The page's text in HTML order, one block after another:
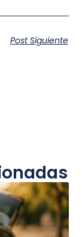
Post Siguiente